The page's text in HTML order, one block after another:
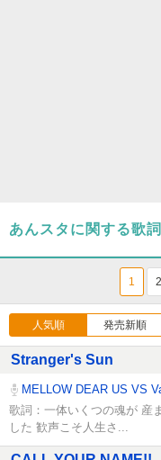
あんスタに関する歌
1 2
人気順 発売新順
Stranger's Sun
MELLOW DEAR US VS
歌詞：一体いくつの魂が 産
した 歓声こそ人生さ...